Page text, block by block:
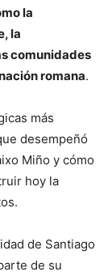
la
la
comunidades
romana.
más
desempeñó
Miño y cómo
hoy la
de Santiago
de su